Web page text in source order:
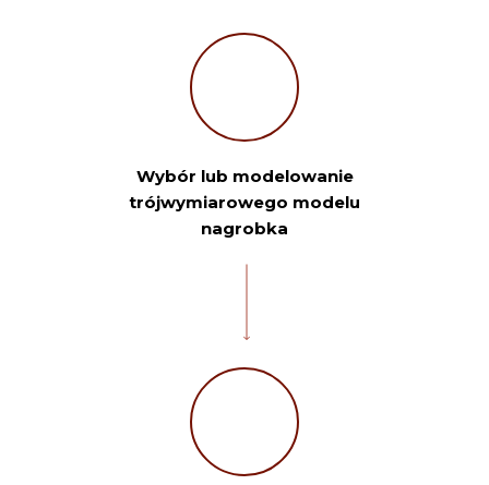
Wybór lub modelowanie
trójwymiarowego modelu
nagrobka